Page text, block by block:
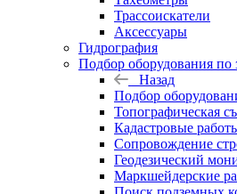
Трассоискатели
Аксессуары
Гидрография
Подбор оборудования по
Назад
Подбор
Топографическая
Кадастровые
Сопровождение
Геодезический
Маркшейдерские